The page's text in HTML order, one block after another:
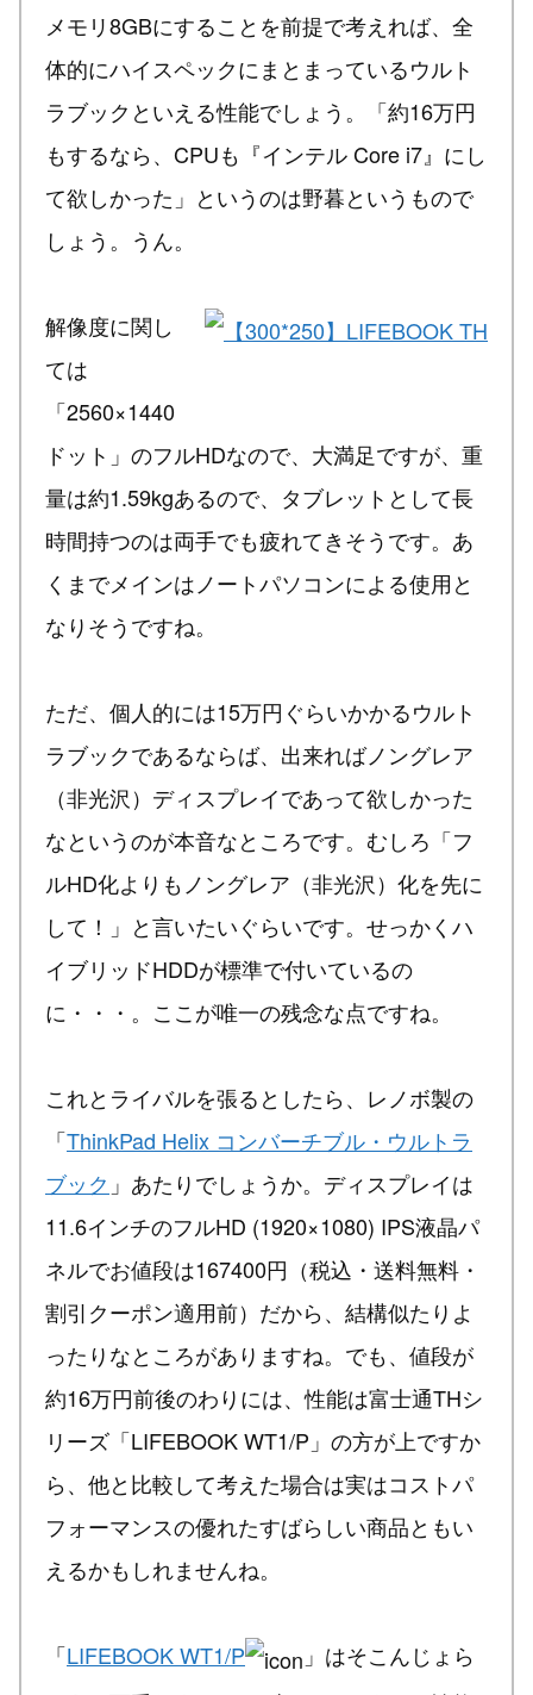
メモリ8GBにすることを前提で考えれば、全
体的にハイスペックにまとまっているウルト
ラブックといえる性能でしょう。「約16万円
もするなら、CPUも『インテル Core i7』にし
て欲しかった」というのは野暮というもので
しょう。うん。
解像度に関し
ては
「2560×1440
ドット」のフルHDなので、大満足ですが、重
量は約1.59kgあるので、タブレットとして長
時間持つのは両手でも疲れてきそうです。あ
くまでメインはノートパソコンによる使用と
なりそうですね。
ただ、個人的には15万円ぐらいかかるウルト
ラブックであるならば、出来ればノングレア
（非光沢）ディスプレイであって欲しかった
なというのが本音なところです。むしろ「フ
ルHD化よりもノングレア（非光沢）化を先に
して！」と言いたいぐらいです。せっかくハ
イブリッドHDDが標準で付いているの
に・・・。ここが唯一の残念な点ですね。
これとライバルを張るとしたら、レノボ製の
「ThinkPad Helix コンバーチブル・ウルトラ
ブック 」あたりでしょうか。ディスプレイは
11.6インチのフルHD (1920×1080) IPS液晶パ
ネルでお値段は167400円（税込・送料無料・
割引クーポン適用前）だから、結構似たりよ
ったりなところがありますね。でも、値段が
約16万円前後のわりには、性能は富士通THシ
リーズ「LIFEBOOK WT1/P」の方が上ですか
ら、他と比較して考えた場合は実はコストパ
フォーマンスの優れたすばらしい商品ともい
えるかもしれませんね。
「LIFEBOOK WT1/P
」はそこんじょら